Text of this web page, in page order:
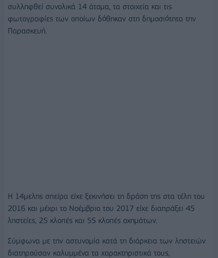
συλληφθεί συνολικά 14 άτομα, τα στοιχεία και τις
φωτογραφίες των οποίων δόθηκαν στη δημοσιότητα την
Παρασκευή.
Η 14μελης σπείρα είχε ξεκινήσει τη δράση της στα τέλη του
2016 και μέχρι το Νοέμβριο του 2017 είχε διαπράξει 45
ληστείες, 25 κλοπές και 55 κλοπές οχημάτων.
Σύμφωνα με την αστυνομία κατά τη διάρκεια των ληστειών
διατηρούσαν καλυμμένα τα χαρακτηριστικά τους,